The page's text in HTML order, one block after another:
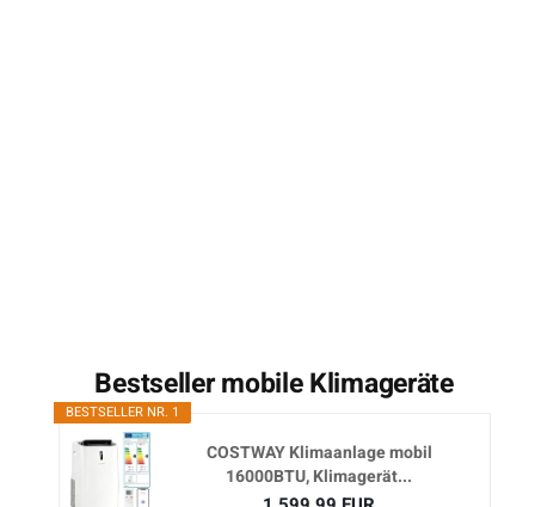
Bestseller mobile Klimageräte
BESTSELLER NR. 1
COSTWAY Klimaanlage mobil
16000BTU, Klimagerät...